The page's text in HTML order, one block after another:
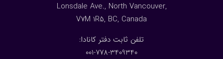
Lonsdale Ave., North Vancouver,
V7M 1R5, BC, Canada
:تلفن ثابت دفتر کانادا
001-778-3409340